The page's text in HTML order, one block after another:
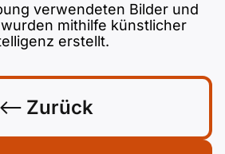
Zurück
verwendeten Bilder und
mithilfe künstlicher
erstellt.